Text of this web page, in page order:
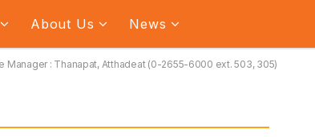
About Us News
Manager : Thanapat, Atthadeat (0-2655-6000 ext. 503, 305)